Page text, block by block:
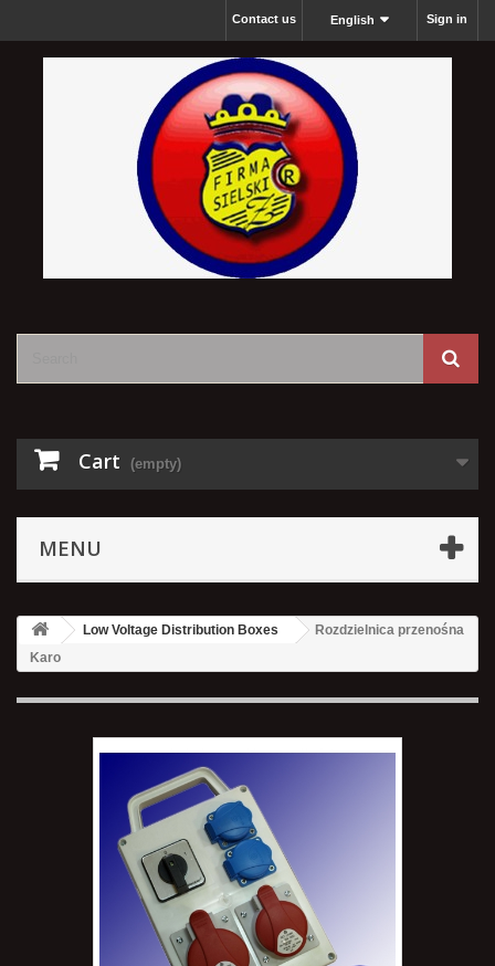
Sign in
English
Contact us
Cart (empty)
MENU
Low Voltage Distribution Boxes
Rozdzielnica przenośna
Karo